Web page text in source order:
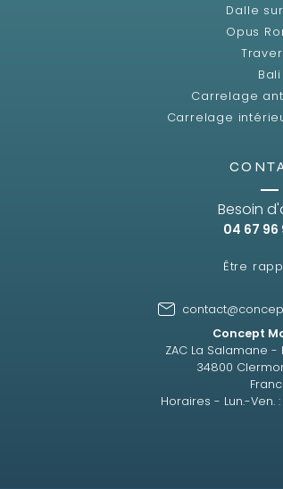
Dalle
Opus
Bali
Carrelage
Carrelage
Besoin
04 67 96
Être
Concept
ZAC La Salamane
34800
Horaires - Lun.-Ven.